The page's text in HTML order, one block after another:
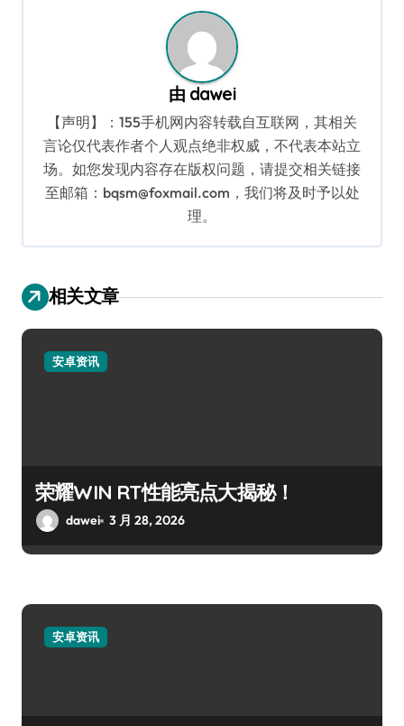
由 dawei
【声明】：155手机网内容转载自互联网，其相关
言论仅代表作者个人观点绝非权威，不代表本站立
场。如您发现内容存在版权问题，请提交相关链接
至邮箱：bqsm@foxmail.com，我们将及时予以处
理。
相关文章
安卓资讯
荣耀WIN RT性能亮点大揭秘！
dawei 3 月 28, 2026
安卓资讯